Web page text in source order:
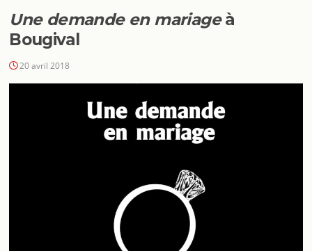
Une demande en mariageà
Bougival
20 avril 2018